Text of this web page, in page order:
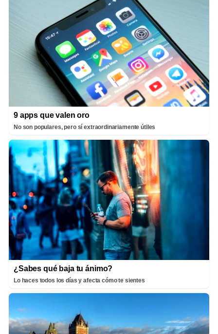
9 apps que valen oro
No son populares, pero sí extraordinariamente útiles
¿Sabes qué baja tu ánimo?
Lo haces todos los días y afecta cómo te sientes